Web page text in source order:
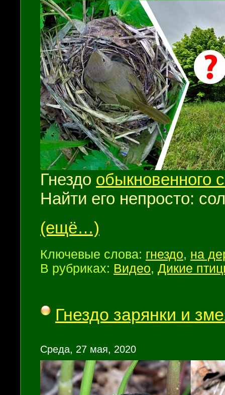
Гнездо обыкновенного
Найти его непросто:
(ещё…)
Ключевые слова: гнездо, на
В рубриках: Видео, Дикие
Гнездо зарянки и
Среда, 27 мая, 2020